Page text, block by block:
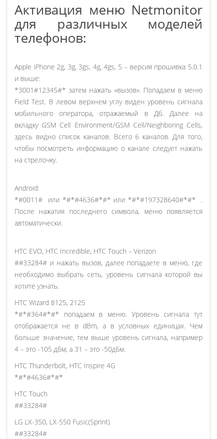
Активация меню Netmonitor
для различных моделей
телефонов:
Apple iPhone 2g, 3g, 3gs, 4g, 4gs, 5 – версия прошивка 5.0.1
и выше:
*3001#12345#* затем нажать «вызов». Попадаем в меню
Field Test. В левом верхнем углу виден уровень сигнала
мобильного оператора, отражаемый в Дб. Далее на
вкладку GSM Cell Environment/GSM Cell/Neighboring Cells,
здесь видно список каналов. Всего 6 каналов. Для того,
чтобы посмотреть информацию о канале следует нажать
на стрелочку.
Android:
*#0011# или *#*#4636#*#* или *#*#197328640#*#* .
После нажатия последнего символа, меню появляется
автоматически.
HTC EVO, HTC Incredible, HTC Touch – Verizon
##33284# и нажать вызов, далее попадаете в меню, где
необходимо выбрать сеть, уровень сигнала которой вы
хотите узнать.
HTC Wizard 8125, 2125
*#*#364#*#* попадаем в меню. Уровень сигнала тут
отображается не в dBm, а в условных единицах. Чем
больше значение, тем выше уровень сигнала, например
4 – это -105 дБм, а 31 – это -50дБм.
HTC Thunderbolt, HTC Inspire 4G
*#*#4636#*#*
HTC Touch
##33284#
LG LX-350, LX-550 Fusic(Sprint)
##33284#